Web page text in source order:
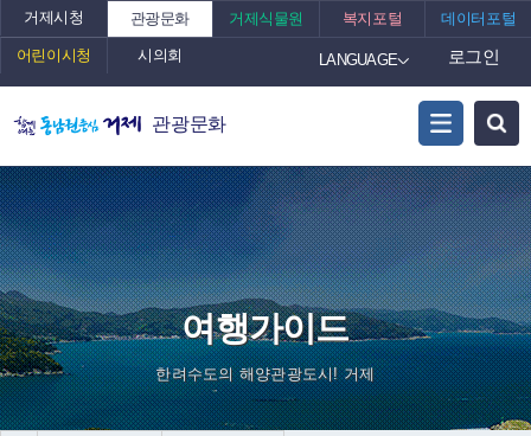
거제시청 관광문화 거제식물원 복지포털 데이터포털
어린이시청 시의회 LANGUAGE 로그인
관광문화
여행가이드
한려수도의 해양관광도시! 거제